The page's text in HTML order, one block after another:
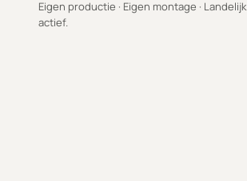
Eigen productie · Eigen montage · Landelijk
actief.